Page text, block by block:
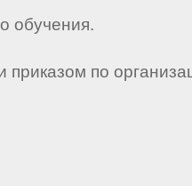
обучения.
приказом по